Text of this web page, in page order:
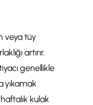
veya tüy
artırır.
genellikle
yıkamak
kulak